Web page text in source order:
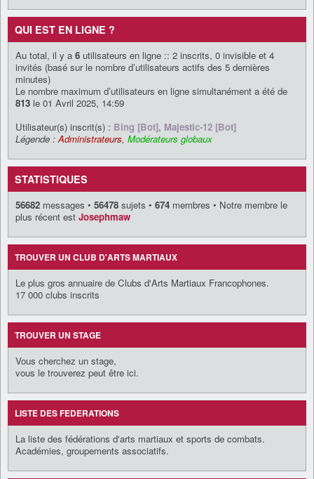
QUI EST EN LIGNE ?
Au total, il y a 6 utilisateurs en ligne :: 2 inscrits, 0 invisible et 4
invités (basé sur le nombre d’utilisateurs actifs des 5 dernières
minutes)
Le nombre maximum d’utilisateurs en ligne simultanément a été de
813 le 01 Avril 2025, 14:59
Utilisateur(s) inscrit(s) : Bing [Bot], Majestic-12 [Bot]
Légende : Administrateurs, Modérateurs globaux
STATISTIQUES
56682 messages • 56478 sujets • 674 membres • Notre membre le
plus récent est Josephmaw
TROUVER UN CLUB D'ARTS MARTIAUX
Le plus gros annuaire de Clubs d'Arts Martiaux Francophones.
17 000 clubs inscrits
TROUVER UN STAGE
Vous cherchez un stage,
vous le trouverez peut être ici.
LISTE DES FEDERATIONS
La liste des fédérations d'arts martiaux et sports de combats.
Académies, groupements associatifs.